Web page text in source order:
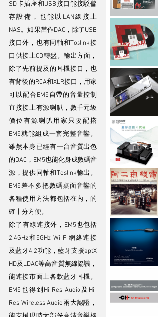
SD卡插座和USB接口能接駁儲
存設備，也能以LAN線接上
NAS。如果當作DAC，除了USB
接口外，也有同軸和Toslink接
口供接上CD轉盤。輸出方面，
除了先前提及的耳機接口，也
有背後的RCA和XLR接口，用家
可以配合EM5自帶的音量控制
直接接上有源喇叭，數千元級
價位有源喇叭用家只要配搭
EM5就能組成一套完整音響。
雖然本身已經有一台音質出色
的DAC，EM5也能化身成數碼音
源，提供同軸和Toslink輸出。
EM5差不多把數碼桌面音響的
各種使用方法都包括在內，的
確十分方便。
除了有線連接外，EM5也包括
2.4GHz和5GHz Wi-Fi網絡連接
及藍牙4.2功能，藍牙支援aptX
HD及LDAC等高音質無線協議，
能連接市面上各款藍牙耳機。
EM5也得到Hi-Res Audio及Hi-
Res Wireless Audio兩大認證，